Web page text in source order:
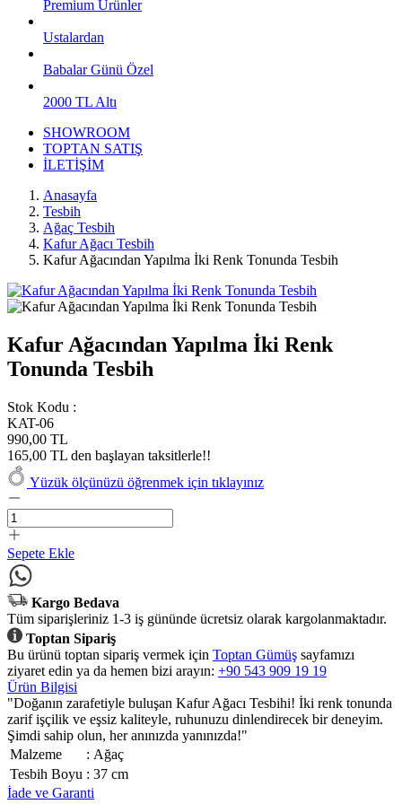
Premium Ürünler
Ustalardan
Babalar Günü Özel
2000 TL Altı
SHOWROOM
TOPTAN SATIŞ
İLETİŞİM
Anasayfa
Tesbih
Ağaç Tesbih
Kafur Ağacı Tesbih
Kafur Ağacından Yapılma İki Renk Tonunda Tesbih
Kafur Ağacından Yapılma İki Renk
Tonunda Tesbih
Stok Kodu :
KAT-06
990,00 TL
165,00 TL den başlayan taksitlerle!!
Yüzük ölçünüzü öğrenmek için tıklayınız
Sepete Ekle
Kargo Bedava
Tüm siparişleriniz 1-3 iş gününde ücretsiz olarak kargolanmaktadır.
Toptan Sipariş
Bu ürünü toptan sipariş vermek için Toptan Gümüş sayfamızı
ziyaret edin ya da hemen bizi arayın: +90 543 909 19 19
Ürün Bilgisi
"Doğanın zarafetiyle buluşan Kafur Ağacı Tesbihi! İki renk tonunda
zarif işçilik ve eşsiz kaliteyle, ruhunuzu dinlendirecek bir deneyim.
Şimdi sahip olun, her anınızda yanınızda!"
Malzeme
: Ağaç
Tesbih Boyu : 37 cm
İade ve Garanti